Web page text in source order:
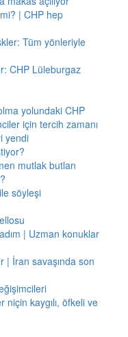
| CHP hep
Tüm yönleriyle
CHP Lüleburgaz
yolundaki CHP
için tercih zamanı
yendi
mutlak butlan
söyleşi
| Uzman konuklar
| İran savaşında son
kaygılı, öfkeli ve